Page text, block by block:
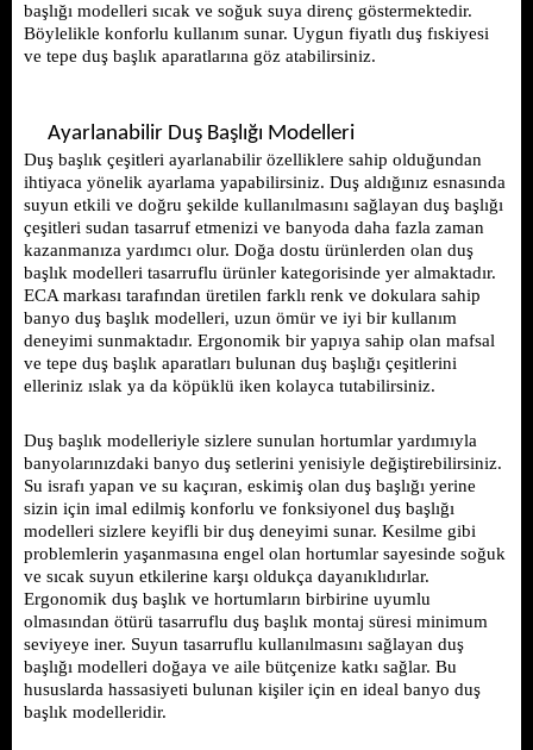
başlığı modelleri sıcak ve soğuk suya direnç göstermektedir.
Böylelikle konforlu kullanım sunar. Uygun fiyatlı duş fıskiyesi
ve tepe duş başlık aparatlarına göz atabilirsiniz.
Ayarlanabilir Duş Başlığı Modelleri
Duş başlık çeşitleri ayarlanabilir özelliklere sahip olduğundan
ihtiyaca yönelik ayarlama yapabilirsiniz. Duş aldığınız esnasında
suyun etkili ve doğru şekilde kullanılmasını sağlayan duş başlığı
çeşitleri sudan tasarruf etmenizi ve banyoda daha fazla zaman
kazanmanıza yardımcı olur. Doğa dostu ürünlerden olan duş
başlık modelleri tasarruflu ürünler kategorisinde yer almaktadır.
ECA markası tarafından üretilen farklı renk ve dokulara sahip
banyo duş başlık modelleri, uzun ömür ve iyi bir kullanım
deneyimi sunmaktadır. Ergonomik bir yapıya sahip olan mafsal
ve tepe duş başlık aparatları bulunan duş başlığı çeşitlerini
elleriniz ıslak ya da köpüklü iken kolayca tutabilirsiniz.
Duş başlık modelleriyle sizlere sunulan hortumlar yardımıyla
banyolarınızdaki banyo duş setlerini yenisiyle değiştirebilirsiniz.
Su israfı yapan ve su kaçıran, eskimiş olan duş başlığı yerine
sizin için imal edilmiş konforlu ve fonksiyonel duş başlığı
modelleri sizlere keyifli bir duş deneyimi sunar. Kesilme gibi
problemlerin yaşanmasına engel olan hortumlar sayesinde soğuk
ve sıcak suyun etkilerine karşı oldukça dayanıklıdırlar.
Ergonomik duş başlık ve hortumların birbirine uyumlu
olmasından ötürü tasarruflu duş başlık montaj süresi minimum
seviyeye iner. Suyun tasarruflu kullanılmasını sağlayan duş
başlığı modelleri doğaya ve aile bütçenize katkı sağlar. Bu
hususlarda hassasiyeti bulunan kişiler için en ideal banyo duş
başlık modelleridir.